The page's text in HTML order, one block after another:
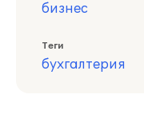
бизнес
Теги
бухгалтерия